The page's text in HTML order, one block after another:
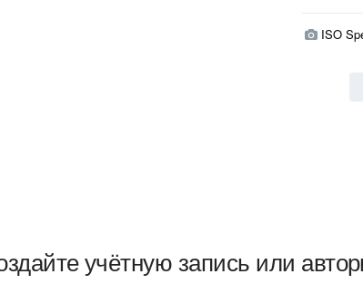
ISO
учётную запись или